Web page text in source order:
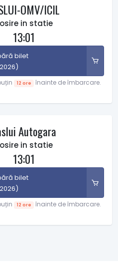
OMV/ICIL
in statie
13:01
bilet
12 ore înainte de îmbarcare.
Autogara
in statie
13:01
bilet
12 ore înainte de îmbarcare.